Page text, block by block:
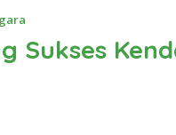
Sukses